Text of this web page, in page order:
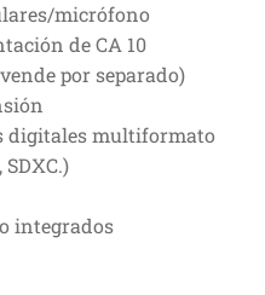
micrófono
de CA 10
por separado)
digitales multiformato
SDXC.)
integrados